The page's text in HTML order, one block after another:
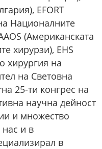
EFORT
Националните
(Американската
хирурзи), EHS
хирургия на
на Световна
25-ти конгрес на
научна дейност
и множество
и в
в